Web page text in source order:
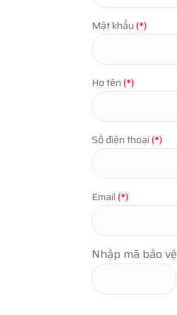
Mật khẩu(*)
Họ tên(*)
Số điện thoại(*)
Email(*)
Nhập mã bảo vệ